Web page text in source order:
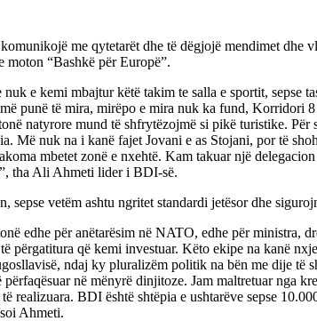
me qytetarët dhe të dëgjojë mendimet
moton “Bashkë për Europë”.
e kemi mbajtur këtë takim te salla e sportit, sepse
punë të mira, mirëpo e mira nuk ka fund, Korridori
natyrore mund të shfrytëzojmë si pikë turistike.
Më nuk na i kanë fajet Jovani e as Stojani, por të
mbetet zonë e nxehtë. Kam takuar një
tha Ali Ahmeti lider i BDI-së.
vetëm ashtu ngritet standardi jetësor dhe
edhe për anëtarësim në NATO, edhe për ministra,
përgatitura që kemi investuar. Këto ekipe na kanë
ndaj ky pluralizëm politik na bën me dije
në mënyrë dinjitoze. Jam maltretuar nga
realizuara. BDI është shtëpia e ushtarëve sepse
Ahmeti.